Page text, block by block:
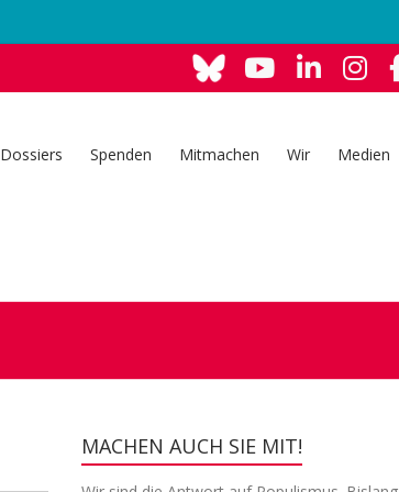
Dossiers Spenden Mitmachen Wir Medien
MACHEN AUCH SIE MIT!